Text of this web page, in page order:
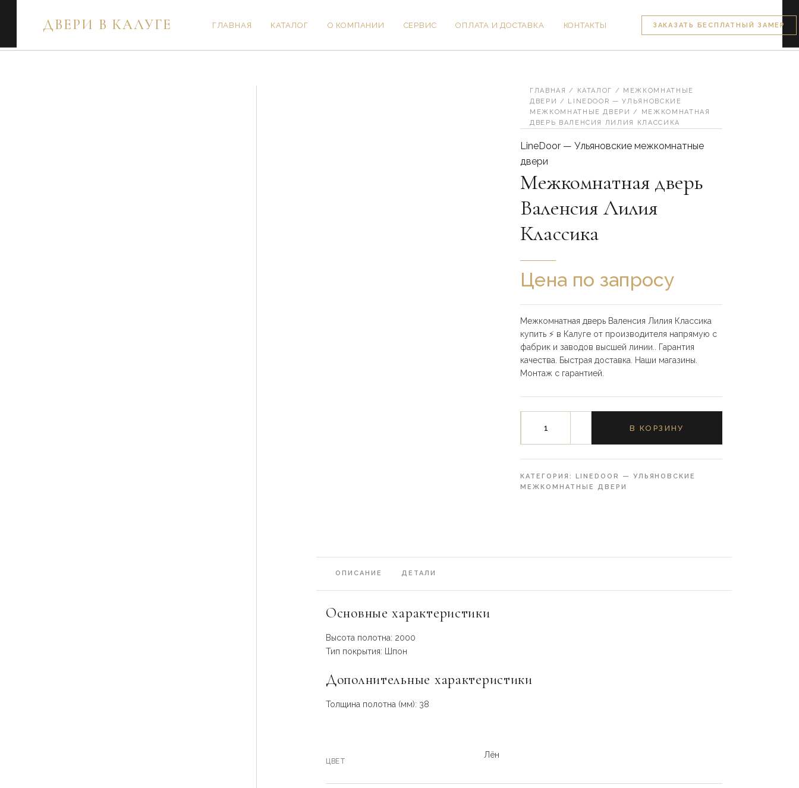
ДВЕРИ В КАЛУГЕ ГЛАВНАЯ КАТАЛОГ О КОМПАНИИ СЕРВИС ОПЛАТА И ДОСТАВКА КОНТАКТЫ ЗАКАЗАТЬ БЕСПЛАТНЫЙ ЗАМЕР
ГЛАВНАЯ / КАТАЛОГ / МЕЖКОМНАТНЫЕ
ДВЕРИ / LINEDOOR — УЛЬЯНОВСКИЕ
МЕЖКОМНАТНЫЕ ДВЕРИ / МЕЖКОМНАТНАЯ
ДВЕРЬ ВАЛЕНСИЯ ЛИЛИЯ КЛАССИКА
LineDoor — Ульяновские межкомнатные
двери
Межкомнатная дверь
Валенсия Лилия
Классика
Цена по запросу
Межкомнатная дверь Валенсия Лилия Классика
купить ⚡️ в Калуге от производителя напрямую с
фабрик и заводов высшей линии.. Гарантия
качества. Быстрая доставка. Наши магазины.
Монтаж с гарантией.
Количество
дверь
Валенсия
Лилия
Классика
В КОРЗИНУ
КАТЕГОРИЯ: LINEDOOR — УЛЬЯНОВСКИЕ
МЕЖКОМНАТНЫЕ ДВЕРИ
ОПИСАНИЕ ДЕТАЛИ
Основные характеристики
Высота полотна: 2000
Тип покрытия: Шпон
Дополнительные характеристики
Толщина полотна (мм): 38
ЦВЕТ
Лён